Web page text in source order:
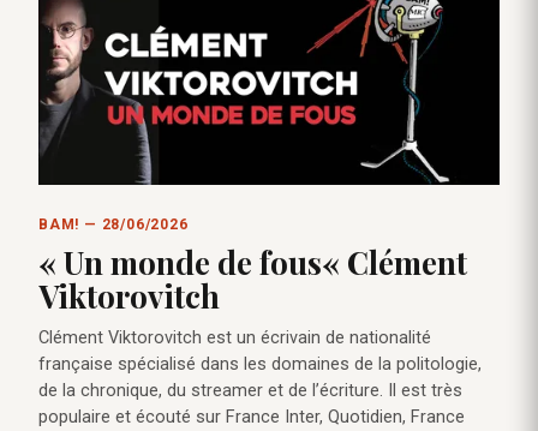
BAM! — 28/06/2026
« Un monde de fous« Clément
Viktorovitch
Clément Viktorovitch est un écrivain de nationalité
française spécialisé dans les domaines de la politologie,
de la chronique, du streamer et de l’écriture. Il est très
populaire et écouté sur France Inter, Quotidien, France